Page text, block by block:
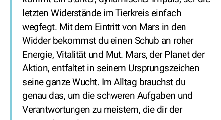
letzten Widerstände im Tierkreis einfach
wegfegt. Mit dem Eintritt von Mars in den
Widder bekommst du einen Schub an roher
Energie, Vitalität und Mut. Mars, der Planet der
Aktion, entfaltet in seinem Ursprungszeichen
seine ganze Wucht. Im Alltag brauchst du
genau das, um die schweren Aufgaben und
Verantwortungen zu meistern, die dir der